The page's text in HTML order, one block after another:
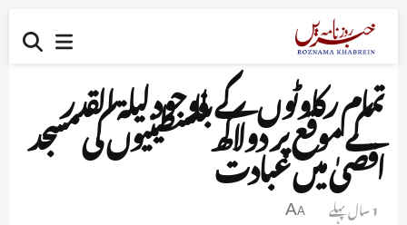
تمام رکاوٹوں کے باوجود لیلۃ القدر
کے موقع پر دولاکھ فلسطینیوں کی مسجد
اقصیٰ میں عبادت
1 سال پہلے A
A